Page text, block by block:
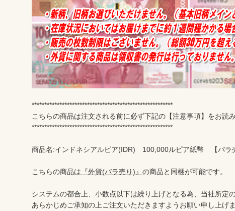
********************************************************
こちらの商品は注文される前に必ず下記の【注意事項】をお読
********************************************************
商品名:インドネシアルピア(IDR)　100,000ルピア紙幣　【バラ
こちらの商品は 『外貨(バラ売り)』 の商品と同梱が可能です。
システムの都合上、小数点以下は繰り上げとなる為、当社所定
あらかじめご承知の上ご注文いただきますようお願い申し上げ